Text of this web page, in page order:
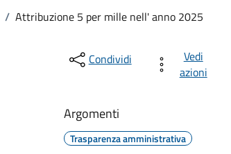
/ Attribuzione 5 per mille nell' anno 2025
Condividi
Vedi
azioni
Argomenti
Trasparenza amministrativa